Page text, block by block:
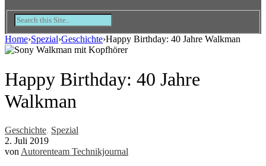
Home›Spezial›Geschichte›Happy Birthday: 40 Jahre Walkman
Happy Birthday: 40 Jahre
Walkman
Geschichte, Spezial
2. Juli 2019
von Autorenteam Technikjournal